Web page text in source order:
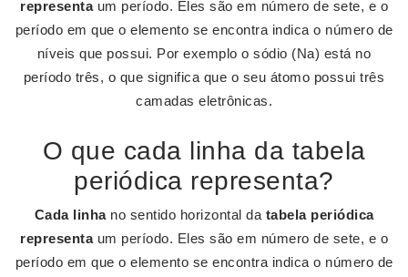
representaum período. Eles são em número de sete, e o
período em que o elemento se encontra indica o número de
níveis que possui. Por exemplo o sódio (Na) está no
período três, o que significa que o seu átomo possui três
camadas eletrônicas.
O que cada linha da tabela
periódica representa?
Cada linhano sentido horizontal da tabela periódica
representaum período. Eles são em número de sete, e o
período em que o elemento se encontra indica o número de